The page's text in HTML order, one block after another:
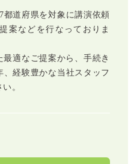
都道府県を対象に講演依頼
案などを行なっておりま
適なご提案から、手続き
経験豊かな当社スタッフ
。